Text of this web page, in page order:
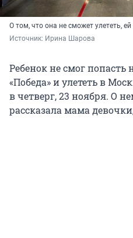
О том, что она не сможет улететь,
Источник: Ирина Шарова
Ребенок не смог
«Победа» и улететь в
в четверг, 23 ноября. О
рассказала мама